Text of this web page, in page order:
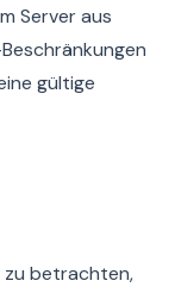
Server aus
gültige
zu betrachten,